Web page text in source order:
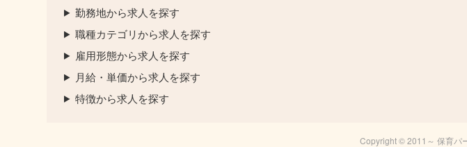
勤務地から求人を探す
職種カテゴリから求人を探す
雇用形態から求人を探す
月給・単価から求人を探す
特徴から求人を探す
Copyright © 2011～ 保育パ